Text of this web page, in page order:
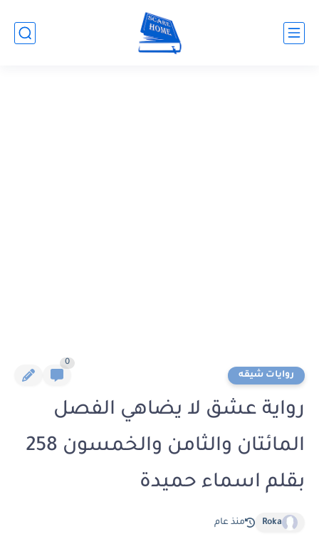
روايات شيقه
0
رواية عشق لا يضاهي الفصل
المائتان والثامن والخمسون 258
بقلم اسماء حميدة
Roka منذ عام